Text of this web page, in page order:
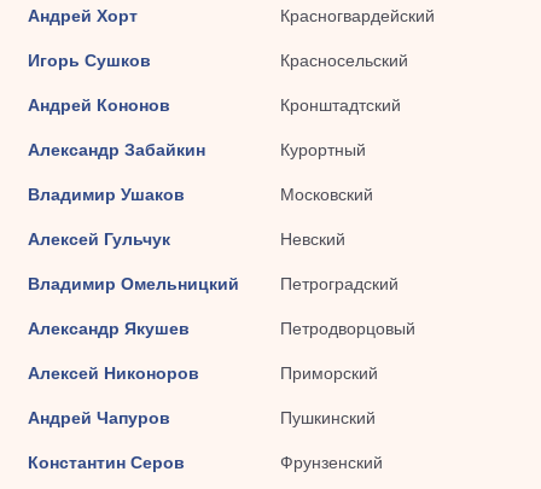
Андрей Хорт Красногвардейский
Игорь Сушков Красносельский
Андрей Кононов Кронштадтский
Александр Забайкин Курортный
Владимир Ушаков Московский
Алексей Гульчук Невский
Владимир Омельницкий Петроградский
Александр Якушев Петродворцовый
Алексей Никоноров Приморский
Андрей Чапуров Пушкинский
Константин Серов Фрунзенский